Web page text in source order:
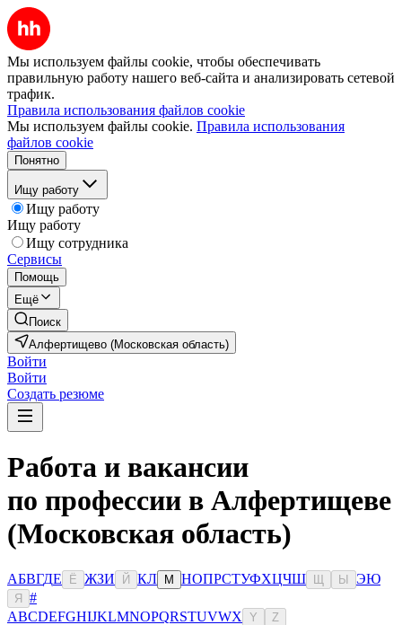
Мы используем файлы cookie, чтобы обеспечивать
правильную работу нашего веб-сайта и анализировать сетевой
трафик.
Правила использования файлов cookie
Мы используем файлы cookie. Правила использования
файлов cookie
Понятно
Ищу работу
Ищу работу
Ищу работу
Ищу сотрудника
Сервисы
Помощь
Ещё
Поиск
Алфертищево (Московская область)
Войти
Войти
Создать резюме
Работа и вакансии
по профессии в Алфертищеве
(Московская область)
АБВГДЕ Ё ЖЗИ Й КЛ М НОПРСТУФХЦЧШ Ы ЭЮ
Я
#
ABCDEFGHIJKLMNOPQRSTUVWX Y Z